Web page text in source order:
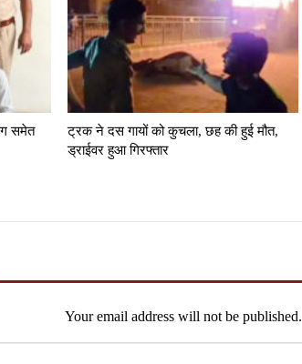
समेत
ट्रक ने दस गायों को कुचला, छह की हुई मौत,
ड्राईवर हुआ गिरफ्तार
Your email address will not be published.